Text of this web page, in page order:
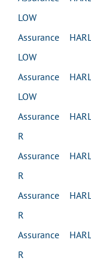
LOW
Assurance
LOW
Assurance
LOW
Assurance
R
Assurance
R
Assurance
R
Assurance
R